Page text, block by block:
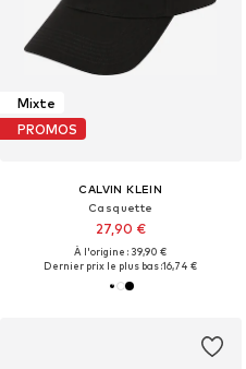
Mixte
PROMOS
CALVIN KLEIN
Casquette
27,90 €
À l'origine : 39,90 €
Dernier prix le plus bas :16,74 €